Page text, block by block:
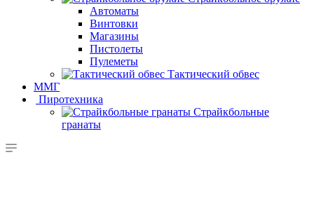
Автоматы
Винтовки
Магазины
Пистолеты
Пулеметы
Тактический обвес
ММГ
Пиротехника
Страйкбольные
гранаты